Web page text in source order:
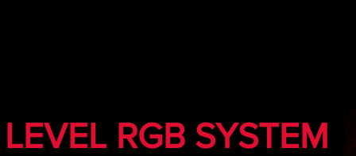
LEVEL RGB SYSTEM